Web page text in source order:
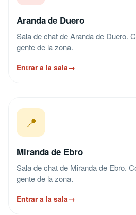
Aranda de Duero
Sala de chat de Aranda de Duero.
gente de la zona.
Entrar a la sala→
📍
Miranda de Ebro
Sala de chat de Miranda de Ebro.
gente de la zona.
Entrar a la sala→